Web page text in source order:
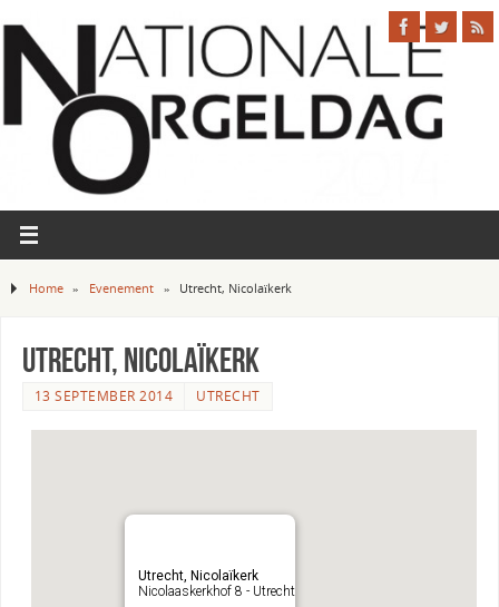
Home » Evenement » Utrecht, Nicolaïkerk
Utrecht, Nicolaïkerk
13 SEPTEMBER 2014 UTRECHT
Utrecht, Nicolaïkerk
Nicolaaskerkhof 8 - Utrecht